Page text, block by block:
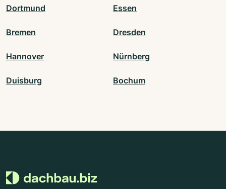
Dortmund Essen
Bremen Dresden
Hannover Nürnberg
Duisburg Bochum